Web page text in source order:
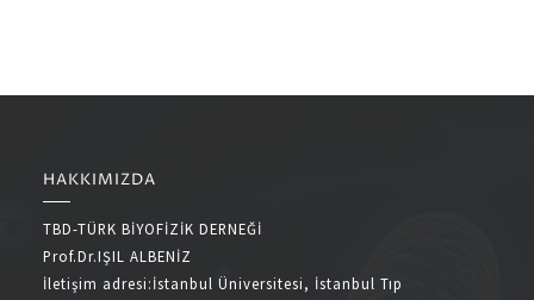
HAKKIMIZDA
TBD-TÜRK BİYOFİZİK DERNEĞİ
Prof.Dr.IŞIL ALBENİZ
İletişim adresi:İstanbul Üniversitesi, İstanbul Tıp